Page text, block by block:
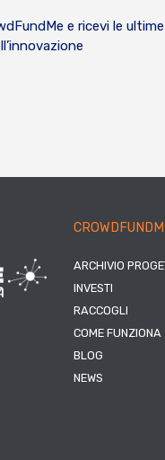
e ricevi le
ARCHIVIO
INVESTI
RACCOGLI
COME FUNZIONA
BLOG
NEWS